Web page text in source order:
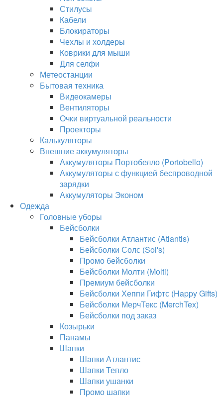
Стилусы
Кабели
Блокираторы
Чехлы и холдеры
Коврики для мыши
Для селфи
Метеостанции
Бытовая техника
Видеокамеры
Вентиляторы
Очки виртуальной реальности
Проекторы
Калькуляторы
Внешние аккумуляторы
Аккумуляторы Портобелло (Portobello)
Аккумуляторы с функцией беспроводной
зарядки
Аккумуляторы Эконом
Одежда
Головные уборы
Бейсболки
Бейсболки Атлантис (Atlantis)
Бейсболки Солс (Sol's)
Промо бейсболки
Бейсболки Молти (Molti)
Премиум бейсболки
Бейсболки Хеппи Гифтс (Happy Gifts)
Бейсболки МерчТекс (MerchTex)
Бейсболки под заказ
Козырьки
Панамы
Шапки
Шапки Атлантис
Шапки Тепло
Шапки ушанки
Промо шапки